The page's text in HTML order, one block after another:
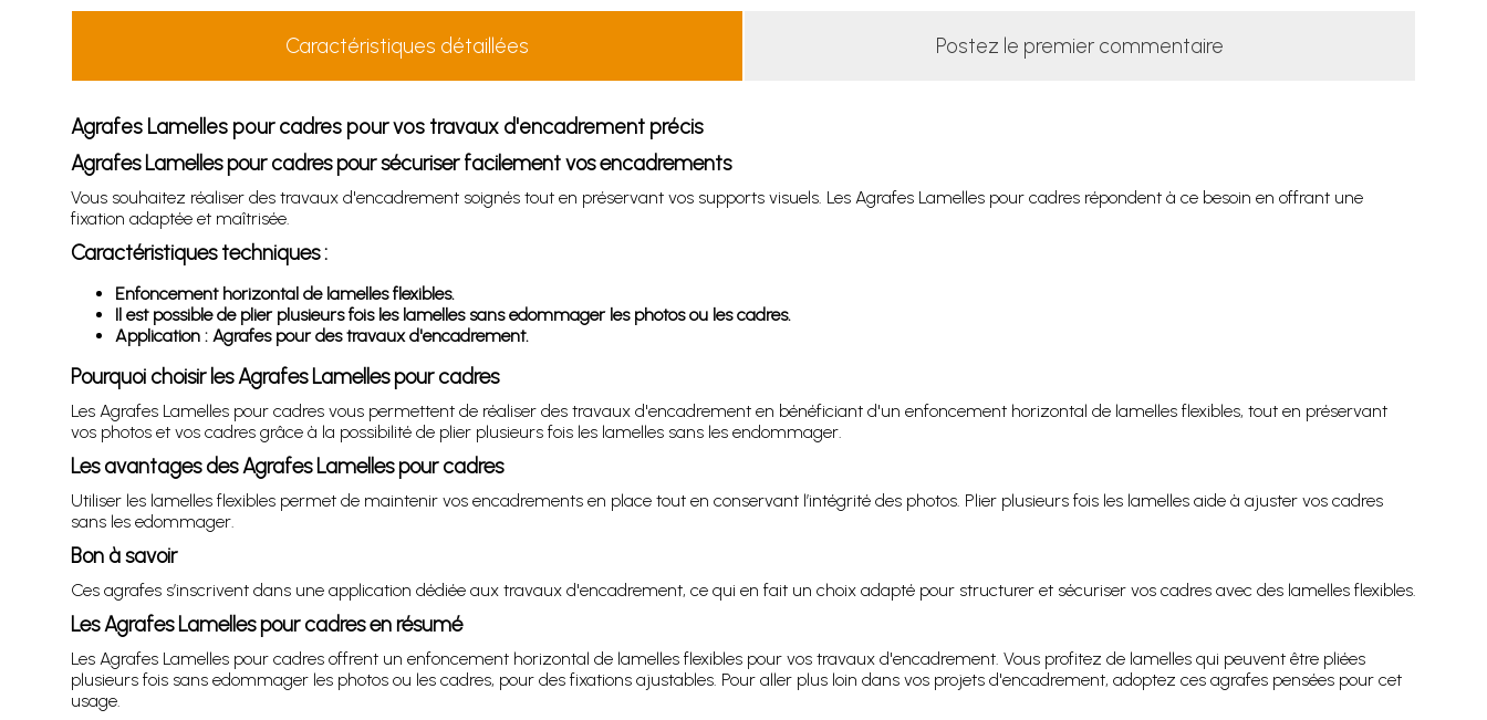
Caractéristiques détaillées Postez le premier commentaire
Agrafes Lamelles pour cadres pour vos travaux d'encadrement précis
Agrafes Lamelles pour cadres pour sécuriser facilement vos encadrements
Vous souhaitez réaliser des travaux d'encadrement soignés tout en préservant vos supports visuels. Les Agrafes Lamelles pour cadres répondent à ce besoin en offrant une
fixation adaptée et maîtrisée.
Caractéristiques techniques :
Enfoncement horizontal de lamelles flexibles.
Il est possible de plier plusieurs fois les lamelles sans edommager les photos ou les cadres.
Application : Agrafes pour des travaux d'encadrement.
Pourquoi choisir les Agrafes Lamelles pour cadres
Les Agrafes Lamelles pour cadres vous permettent de réaliser des travaux d'encadrement en bénéficiant d'un enfoncement horizontal de lamelles flexibles, tout en préservant
vos photos et vos cadres grâce à la possibilité de plier plusieurs fois les lamelles sans les endommager.
Les avantages des Agrafes Lamelles pour cadres
Utiliser les lamelles flexibles permet de maintenir vos encadrements en place tout en conservant l’intégrité des photos. Plier plusieurs fois les lamelles aide à ajuster vos cadres
sans les edommager.
Bon à savoir
Ces agrafes s’inscrivent dans une application dédiée aux travaux d'encadrement, ce qui en fait un choix adapté pour structurer et sécuriser vos cadres avec des lamelles flexibles.
Les Agrafes Lamelles pour cadres en résumé
Les Agrafes Lamelles pour cadres offrent un enfoncement horizontal de lamelles flexibles pour vos travaux d'encadrement. Vous profitez de lamelles qui peuvent être pliées
plusieurs fois sans edommager les photos ou les cadres, pour des fixations ajustables. Pour aller plus loin dans vos projets d'encadrement, adoptez ces agrafes pensées pour cet
usage.